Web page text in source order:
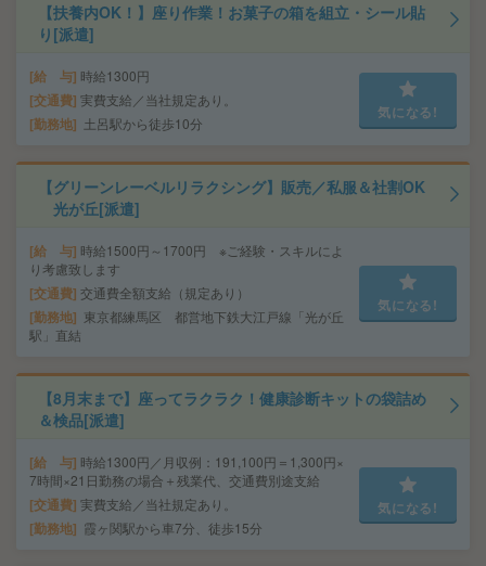
【扶養内OK！】座り作業！お菓子の箱を組立・シール貼
り[派遣]
給 与 時給1300円
交通費 実費支給／当社規定あり。
勤務地 土呂駅から徒歩10分
気になる!
【グリーンレーベルリラクシング】販売／私服＆社割OK
光が丘[派遣]
給 与 時給1500円～1700円 ※ご経験・スキルによ
り考慮致します
交通費 交通費全額支給（規定あり）
勤務地
東京都練馬区 都営地下鉄大江戸線「光が丘
駅」直結
気になる!
【8月末まで】座ってラクラク！健康診断キットの袋詰め
＆検品[派遣]
給 与 時給1300円／月収例：191,100円＝1,300円×
7時間×21日勤務の場合＋残業代、交通費別途支給
交通費 実費支給／当社規定あり。
勤務地 霞ヶ関駅から車7分、徒歩15分
気になる!